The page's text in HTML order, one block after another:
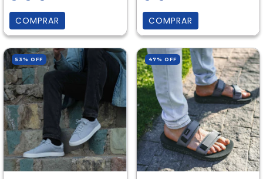
COMPRAR COMPRAR
53 % OFF 47% OFF